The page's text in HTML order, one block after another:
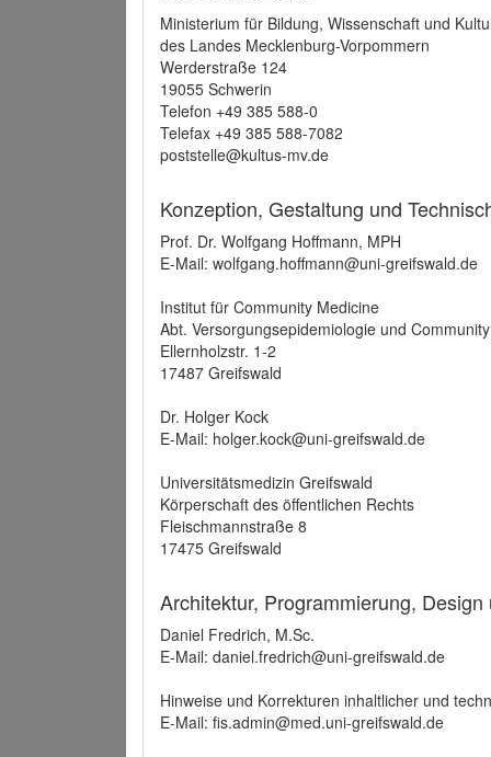
Ministerium für Bildung, Wissenschaft und
des Landes Mecklenburg-Vorpommern
Werderstraße 124
19055 Schwerin
Telefon +49 385 588-0
Telefax +49 385 588-7082
poststelle@kultus-mv.de
Konzeption, Gestaltung und
Prof. Dr. Wolfgang Hoffmann, MPH
E-Mail: wolfgang.hoffmann@uni-greifswald.de
Institut für Community Medicine
Abt. Versorgungsepidemiologie und
Ellernholzstr. 1-2
17487 Greifswald
Dr. Holger Kock
E-Mail: holger.kock@uni-greifswald.de
Universitätsmedizin Greifswald
Körperschaft des öffentlichen Rechts
Fleischmannstraße 8
17475 Greifswald
Architektur, Programmierung,
Daniel Fredrich, M.Sc.
E-Mail: daniel.fredrich@uni-greifswald.de
Hinweise und Korrekturen inhaltlicher und
E-Mail: fis.admin@med.uni-greifswald.de